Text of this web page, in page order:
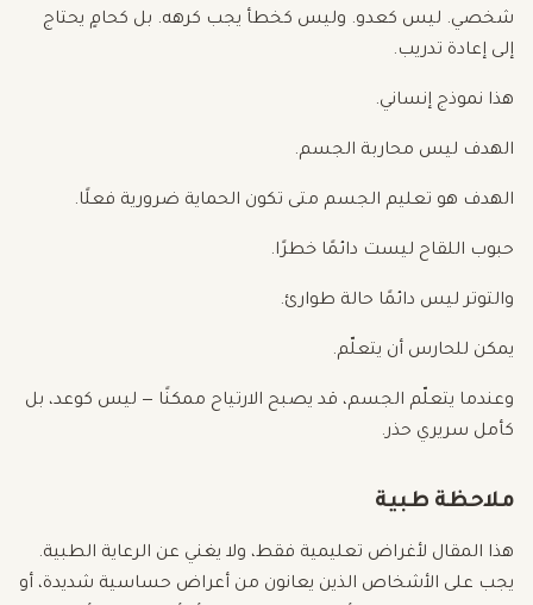
شخصي. ليس كعدو. وليس كخطأ يجب كرهه. بل كحامٍ يحتاج
إلى إعادة تدريب.
هذا نموذج إنساني.
الهدف ليس محاربة الجسم.
الهدف هو تعليم الجسم متى تكون الحماية ضرورية فعلًا.
حبوب اللقاح ليست دائمًا خطرًا.
والتوتر ليس دائمًا حالة طوارئ.
يمكن للحارس أن يتعلّم.
وعندما يتعلّم الجسم، قد يصبح الارتياح ممكنًا — ليس كوعد، بل
كأمل سريري حذر.
ملاحظة طبية
هذا المقال لأغراض تعليمية فقط، ولا يغني عن الرعاية الطبية.
يجب على الأشخاص الذين يعانون من أعراض حساسية شديدة، أو